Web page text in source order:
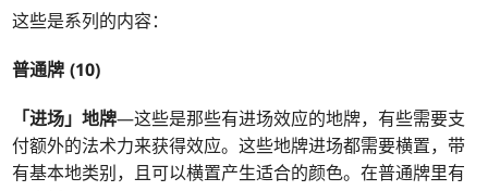
这些是系列的内容：
普通牌 (10)
「进场」地牌—这些是那些有进场效应的地牌，有些需要支
付额外的法术力来获得效应。这些地牌进场都需要横置，带
有基本地类别，且可以横置产生适合的颜色。在普通牌里有